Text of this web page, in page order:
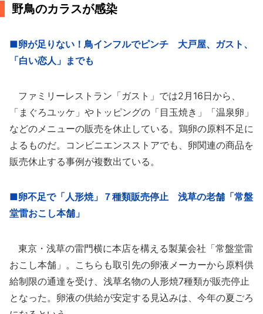
野鳥のカラスが感染
■卵が足りない！鳥インフルでピンチ 大戸屋、ガスト、
「白い恋人」までも
ファミリーレストラン「ガスト」では2月16日から、
「まぐろユッケ」やトッピングの「目玉焼き」「温泉卵」
などのメニューの販売を休止している。鶏卵の原料不足に
よるものだ。コンビニエンスストアでも、卵関連の商品を
販売休止する事例が複数出ている。
■卵不足で「人形焼」７種類販売停止 浅草の老舗「常盤
堂雷おこし本舗」
東京・浅草の雷門横に本店を構える製菓会社「常盤堂雷
おこし本舗」。こちらも取引先の卵液メーカーから原料供
給制限の通達を受け、浅草名物の人形焼7種類が販売停止
となった。卵液の供給が安定する見込みは、今年の夏ごろ